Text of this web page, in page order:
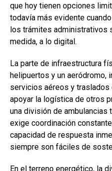
que hoy tienen opciones
todavía más evidente
los trámites administrativos
medida, a lo digital.
La parte de infraestructura
helipuertos y un aeródromo,
servicios aéreos y
apoyar la logística de otros
una división de
exige coordinación
capacidad de respuesta
siempre son fáciles de
En el terreno energético, la